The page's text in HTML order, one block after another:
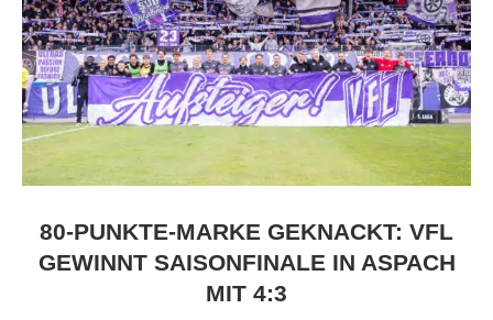
80-PUNKTE-MARKE GEKNACKT: VFL
GEWINNT SAISONFINALE IN ASPACH
MIT 4:3